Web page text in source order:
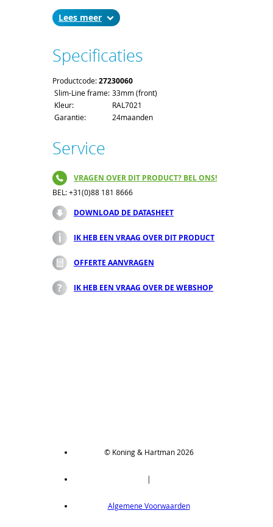
gewenste leverdatum aangeven;
Voor het afleveren van een
Lees
Specificaties
Productcode:27230060
Slim-Line frame: 33mm (front)
Kleur:
RAL7021
Garantie:
24maanden
Service
VRAGEN OVER DIT PRODUCT? BEL ONS!
BEL: +31(0)88 181 8666
DOWNLOAD DE DATASHEET
IK HEB EEN VRAAG OVER DIT PRODUCT
OFFERTE AANVRAGEN
IK HEB EEN VRAAG OVER DE WEBSHOP
© Koning & Hartman 2026
|
Algemene Voorwaarden